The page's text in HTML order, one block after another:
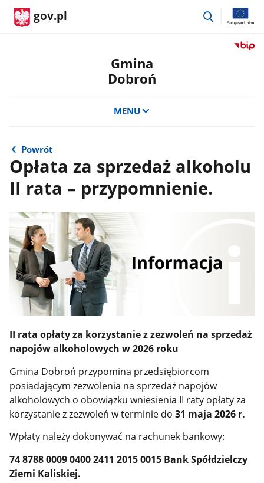
gov.pl
przejdź
Przejdź
Gmina
Dobroń
MENU
Powrót
Opłata za sprzedaż alkoholu
II rata – przypomnienie.
II rata opłaty za korzystanie z zezwoleń na sprzedaż
napojów alkoholowych w 2026 roku
Gmina Dobroń przypomina przedsiębiorcom
posiadającym zezwolenia na sprzedaż napojów
alkoholowych o obowiązku wniesienia II raty opłaty za
korzystanie z zezwoleń w terminie do 31 maja 2026 r.
Wpłaty należy dokonywać na rachunek bankowy:
74 8788 0009 0400 2411 2015 0015 Bank Spółdzielczy
Ziemi Kaliskiej.